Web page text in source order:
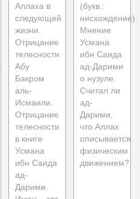
Аллаха в
следующей
жизни.
Отрицание
телесности
Абу
Бакром
аль-
Исмаили.
Отрицание
телесности
в книге
Усмана
ибн Саида
ад-
Дарими.
(букв.:
нисхождение).
Мнение
Усмана
ибн Саида
ад-Дарими
о нузуле.
Считал ли
ад-
Дарими,
что Аллах
описывается
физическим
движением?